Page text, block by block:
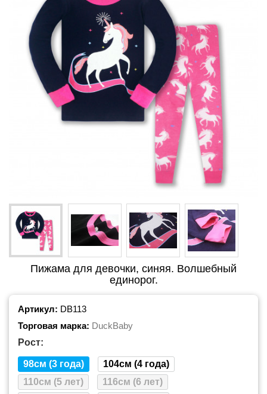
Пижама для девочки, синяя. Волшебный
единорог.
Артикул: DB113
Торговая марка: DuckBaby
Рост:
98см (3 года)
104см (4 года)
110см (5 лет)
116см (6 лет)